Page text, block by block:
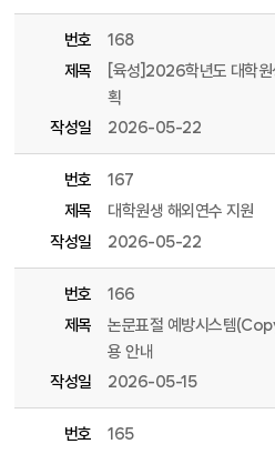
번호
168
제목
[육성]2026학년도 대학원
획
작성일
2026-05-22
번호
167
제목
대학원생 해외연수 지원
작성일
2026-05-22
번호
166
제목
논문표절 예방시스템
용 안내
작성일
2026-05-15
번호
165